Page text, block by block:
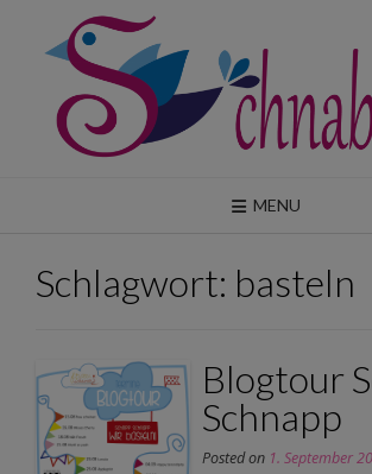
content
MENU
Schlagwort: basteln
Blogtour
Schnapp
Posted on 1. September